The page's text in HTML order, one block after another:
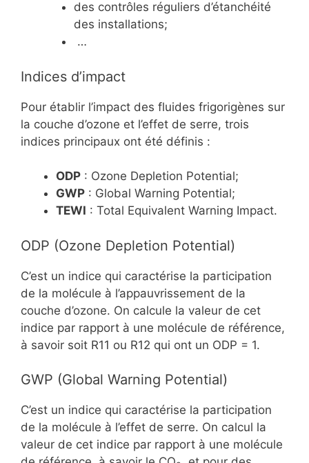
des contrôles réguliers d’étanchéité
des installations;
…
Indices d’impact
Pour établir l’impact des fluides frigorigènes sur
la couche d’ozone et l’effet de serre, trois
indices principaux ont été définis :
ODP : Ozone Depletion Potential;
GWP : Global Warning Potential;
TEWI : Total Equivalent Warning Impact.
ODP (Ozone Depletion Potential)
C’est un indice qui caractérise la participation
de la molécule à l’appauvrissement de la
couche d’ozone. On calcule la valeur de cet
indice par rapport à une molécule de référence,
à savoir soit R11 ou R12 qui ont un ODP = 1.
GWP (Global Warning Potential)
C’est un indice qui caractérise la participation
de la molécule à l’effet de serre. On calcul la
valeur de cet indice par rapport à une molécule